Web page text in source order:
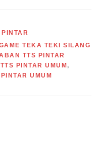
TEKA TEKI SILANG
TTS PINTAR
PINTAR UMUM ,
UMUM